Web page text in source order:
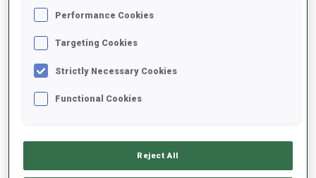
2023/2024
MOYENNE DE PERFORMANCE
TIR COUCHÉ 80%
Performance Cookies
Targeting Cookies
Strictly Necessary Cookies
Functional Cookies
Reject All